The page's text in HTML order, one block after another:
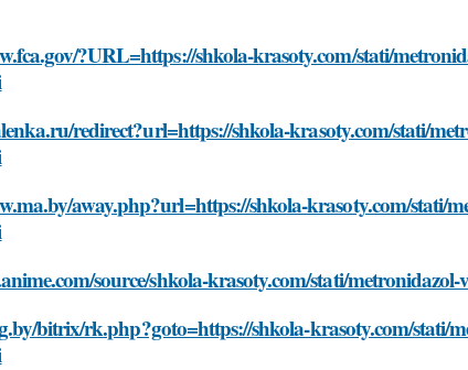
?URL=https://shkola-krasoty.com/stati/
redirect?url=https://shkola-krasoty.com/stati/
away.php?url=https://shkola-krasoty.com/stati/
source/shkola-krasoty.com/stati/
bitrix/rk.php?goto=https://shkola-krasoty.com/stati/